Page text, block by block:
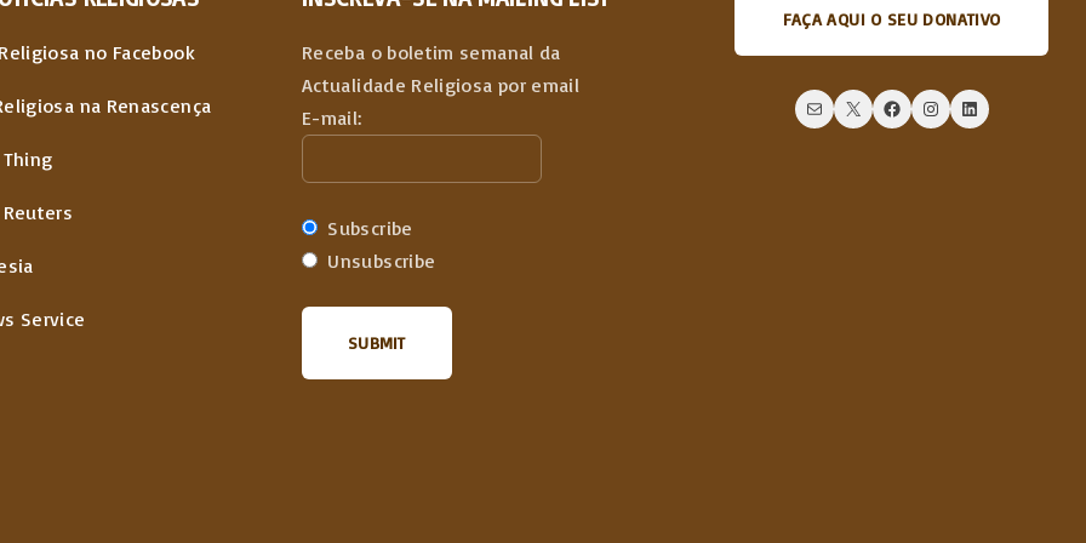
no Facebook
na Renascença
Service
Receba o boletim semanal da
Actualidade Religiosa por email
E-mail:
Subscribe
Unsubscribe
FAÇA AQUI O SEU DONATIVO
Mail X Facebook Instagram LinkedIn